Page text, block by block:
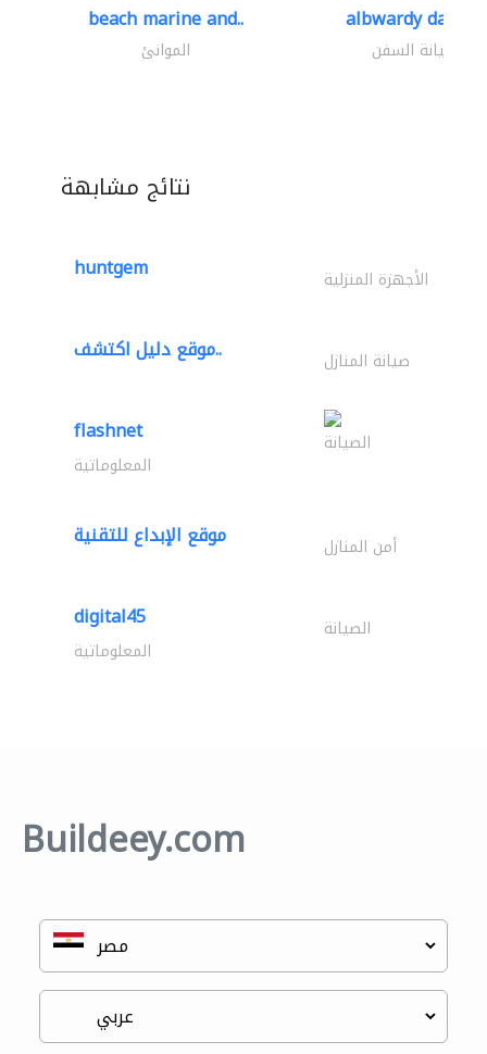
beach marine and..
الموانئ
albwardy damen
صيانة السفن
نتائج مشابهة
huntgem الأجهزة المنزلية
موقع دليل اكتشف.. صيانة المنازل
flashnet الصيانة
المعلوماتية
موقع الإبداع للتقنية أمن المنازل
digital45 الصيانة
المعلوماتية
Buildeey.com